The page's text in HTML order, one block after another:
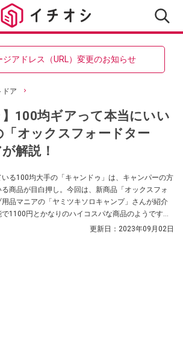
ジアドレス（URL）変更のお知らせ
ドア
】100均ギアって本当にいい
オックスフォードター
解説！
る100均大手の「キャンドゥ」は、キャンパーの方
商品が目白押し。今回は、新商品「オックスフォ
品マニアの「ヤミツキソロキャンプ」さんが紹介
1100円とかなりのハイコスパな商品のようです。
更新日： 2023年09月02日